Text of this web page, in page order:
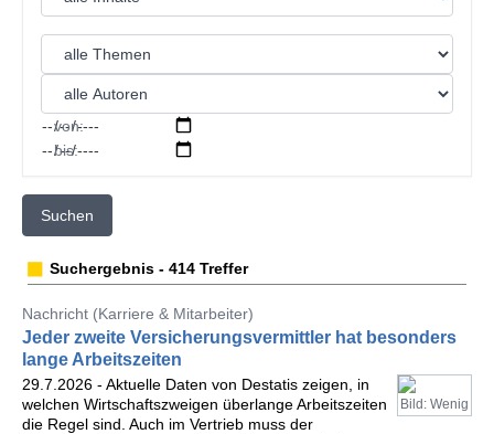
von:
bis:
Suchen
Suchergebnis - 414 Treffer
Nachricht (Karriere & Mitarbeiter)
Jeder zweite Versicherungsvermittler hat besonders
lange Arbeitszeiten
Bild: Wenig
29.7.2026 - Aktuelle Daten von Destatis zeigen, in
welchen Wirtschaftszweigen überlange Arbeitszeiten
die Regel sind. Auch im Vertrieb muss der